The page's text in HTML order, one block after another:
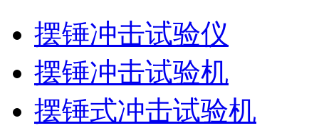
摆锤冲击试验仪
摆锤冲击试验机
摆锤式冲击试验机